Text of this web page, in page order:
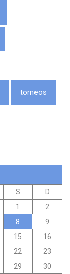
torneos
S
D
1
2
8
9
15
16
22
23
29
30